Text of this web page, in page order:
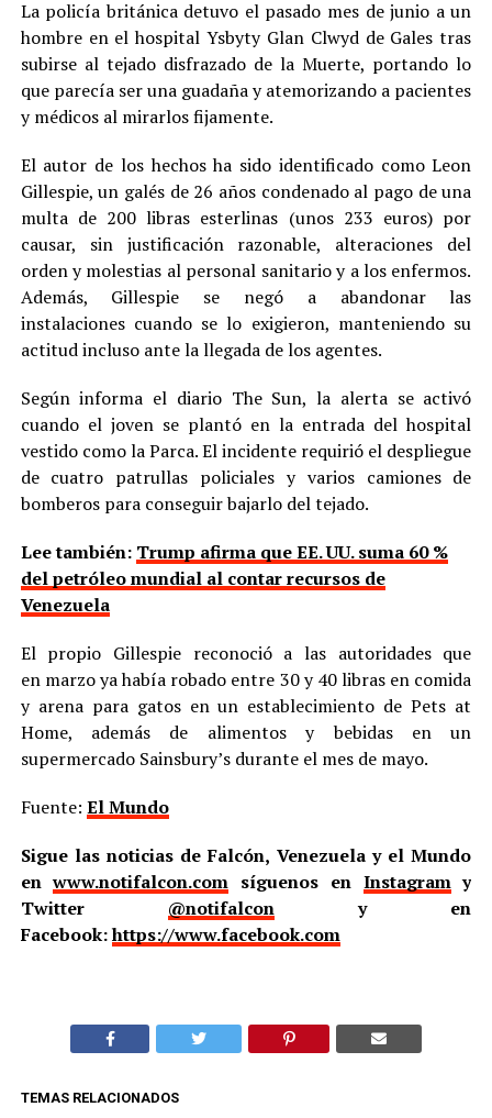
La policía británica detuvo el pasado mes de junio a un
hombre en el hospital Ysbyty Glan Clwyd de Gales tras
subirse al tejado disfrazado de la Muerte, portando lo
que parecía ser una guadaña y atemorizando a pacientes
y médicos al mirarlos fijamente.
El autor de los hechos ha sido identificado como Leon
Gillespie, un galés de 26 años condenado al pago de una
multa de 200 libras esterlinas (unos 233 euros) por
causar, sin justificación razonable, alteraciones del
orden y molestias al personal sanitario y a los enfermos.
Además, Gillespie se negó a abandonar las
instalaciones cuando se lo exigieron, manteniendo su
actitud incluso ante la llegada de los agentes.
Según informa el diario The Sun, la alerta se activó
cuando el joven se plantó en la entrada del hospital
vestido como la Parca. El incidente requirió el despliegue
de cuatro patrullas policiales y varios camiones de
bomberos para conseguir bajarlo del tejado.
Lee también: Trump afirma que EE. UU. suma 60 %
del petróleo mundial al contar recursos de
Venezuela
El propio Gillespie reconoció a las autoridades que
en marzo ya había robado entre 30 y 40 libras en comida
y arena para gatos en un establecimiento de Pets at
Home, además de alimentos y bebidas en un
supermercado Sainsbury’s durante el mes de mayo.
Fuente: El Mundo
Sigue las noticias de Falcón, Venezuela y el Mundo
enwww.notifalcon.com síguenos en Instagramy
Twitter @notifalcony en
Facebook:https://www.facebook.com
TEMAS RELACIONADOS